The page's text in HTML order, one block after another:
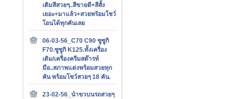
เติมสีสวยๆ..สีขายดี+สีสั้ง
เยอะ+มาแล้ว+สวยพร้อมโชว์
โอนได้ทุกคันเลย
06-03-56_C70 C90 ซูซูกิ
F70.ซูซูกิ K125.ทั้งเครื่อง
เดิม/เครื่องครีมสต๊ารท์
มือ..สภาพแต่งพร้อมสวยทุก
คัน พร้อมโชว์สวยๆ 18 คัน.
23-02-56_นำขวบนรถสวยๆ